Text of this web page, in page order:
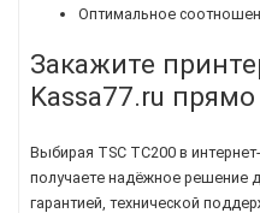
Оптимальное
Закажите
Kassa77.ru прямо
Выбирая TSC TC200 в
получаете надёжное решение
гарантией, технической